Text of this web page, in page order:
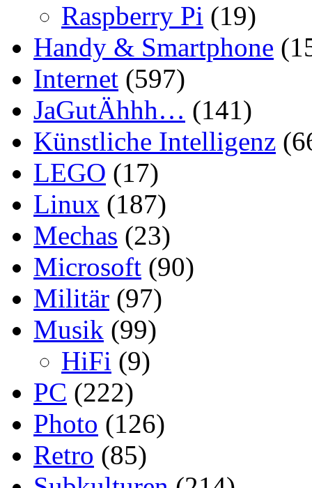
Raspberry Pi (19)
Handy & Smartphone
Internet (597)
JaGutÄhhh… (141)
Künstliche Intelligenz
LEGO (17)
Linux (187)
Mechas (23)
Microsoft (90)
Militär (97)
Musik (99)
HiFi (9)
PC (222)
Photo (126)
Retro (85)